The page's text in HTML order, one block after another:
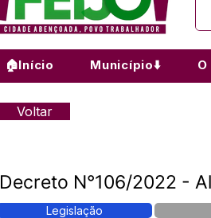
🏠Início Município⬇️
Voltar
Decreto N°106/2022 -
Legislação